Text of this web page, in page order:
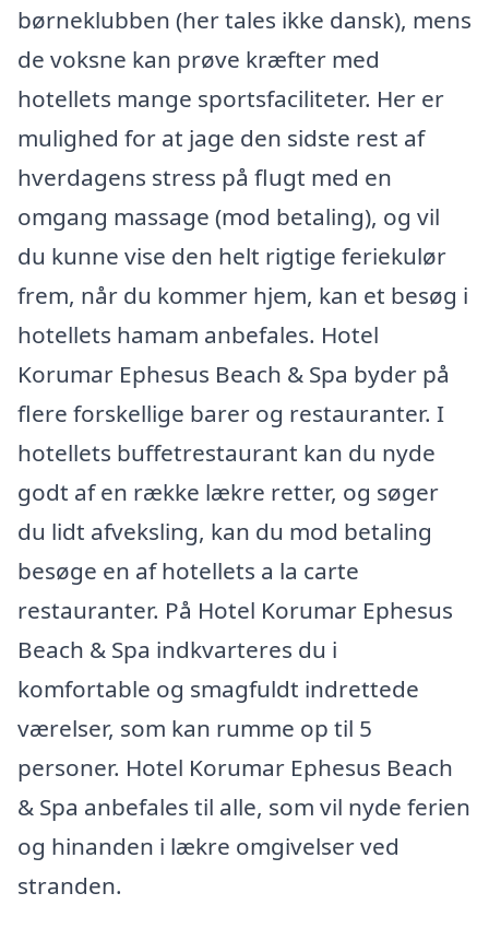
børneklubben (her tales ikke dansk), mens
de voksne kan prøve kræfter med
hotellets mange sportsfaciliteter. Her er
mulighed for at jage den sidste rest af
hverdagens stress på flugt med en
omgang massage (mod betaling), og vil
du kunne vise den helt rigtige feriekulør
frem, når du kommer hjem, kan et besøg i
hotellets hamam anbefales. Hotel
Korumar Ephesus Beach & Spa byder på
flere forskellige barer og restauranter. I
hotellets buffetrestaurant kan du nyde
godt af en række lækre retter, og søger
du lidt afveksling, kan du mod betaling
besøge en af hotellets a la carte
restauranter. På Hotel Korumar Ephesus
Beach & Spa indkvarteres du i
komfortable og smagfuldt indrettede
værelser, som kan rumme op til 5
personer. Hotel Korumar Ephesus Beach
& Spa anbefales til alle, som vil nyde ferien
og hinanden i lækre omgivelser ved
stranden.